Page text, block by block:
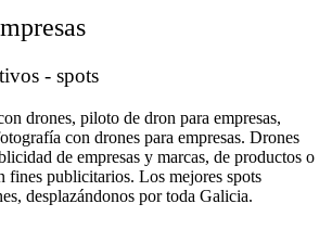
- spots
drones, piloto de dron para empresas,
con drones para empresas. Drones
de empresas y marcas, de productos o
fines publicitarios. Los mejores spots
desplazándonos por toda Galicia.